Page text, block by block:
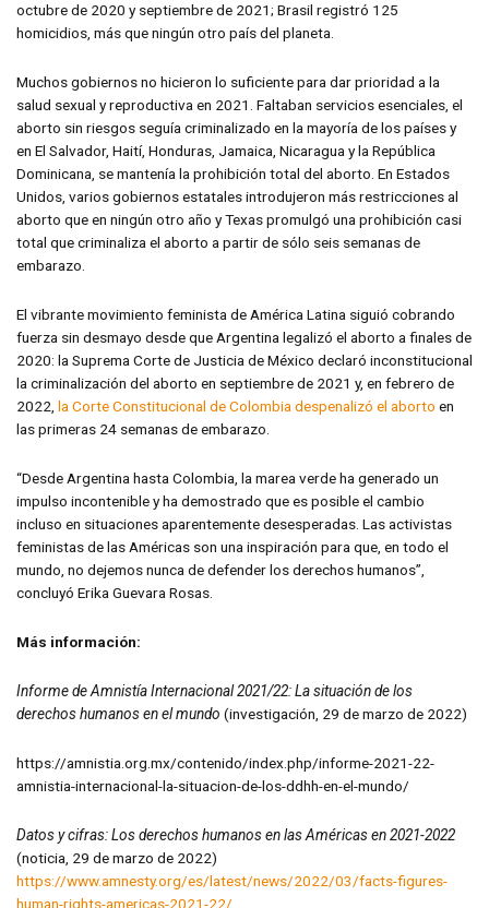
octubre de 2020 y septiembre de 2021; Brasil registró 125
homicidios, más que ningún otro país del planeta.
Muchos gobiernos no hicieron lo suficiente para dar prioridad a la
salud sexual y reproductiva en 2021. Faltaban servicios esenciales, el
aborto sin riesgos seguía criminalizado en la mayoría de los países y
en El Salvador, Haití, Honduras, Jamaica, Nicaragua y la República
Dominicana, se mantenía la prohibición total del aborto. En Estados
Unidos, varios gobiernos estatales introdujeron más restricciones al
aborto que en ningún otro año y Texas promulgó una prohibición casi
total que criminaliza el aborto a partir de sólo seis semanas de
embarazo.
El vibrante movimiento feminista de América Latina siguió cobrando
fuerza sin desmayo desde que Argentina legalizó el aborto a finales de
2020: la Suprema Corte de Justicia de México declaró inconstitucional
la criminalización del aborto en septiembre de 2021 y, en febrero de
2022, la Corte Constitucional de Colombia despenalizó el aborto en
las primeras 24 semanas de embarazo.
“Desde Argentina hasta Colombia, la marea verde ha generado un
impulso incontenible y ha demostrado que es posible el cambio
incluso en situaciones aparentemente desesperadas. Las activistas
feministas de las Américas son una inspiración para que, en todo el
mundo, no dejemos nunca de defender los derechos humanos”,
concluyó Erika Guevara Rosas.
Más información:
Informe de Amnistía Internacional 2021/22: La situación de los
derechos humanos en el mundo (investigación, 29 de marzo de 2022)
https://amnistia.org.mx/contenido/index.php/informe-2021-22-
amnistia-internacional-la-situacion-de-los-ddhh-en-el-mundo/
Datos y cifras:Los derechos humanos en las Américas en 2021-2022
(noticia, 29 de marzo de 2022)
https://www.amnesty.org/es/latest/news/2022/03/facts-figures-
human-rights-americas-2021-22/